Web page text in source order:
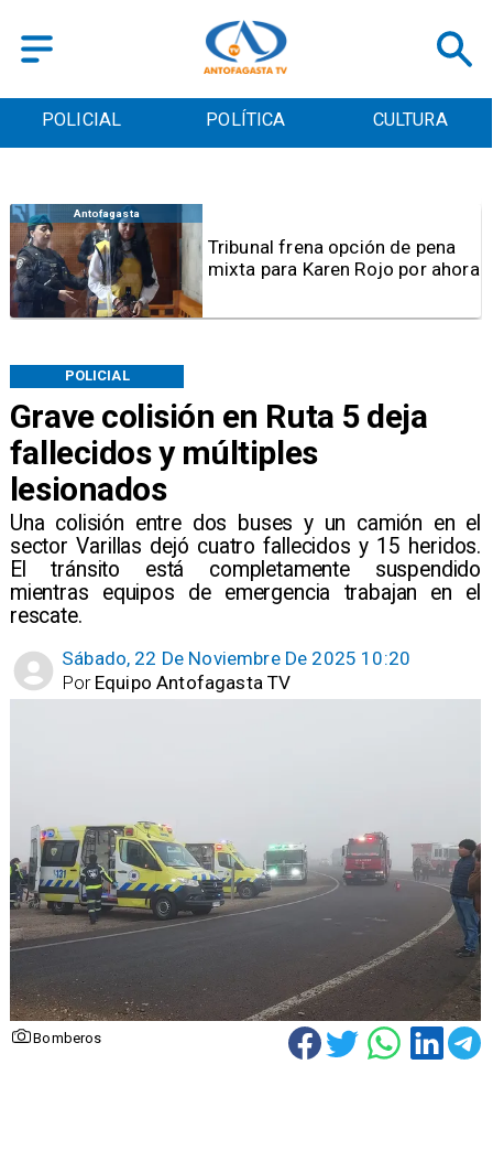
POLICIAL POLÍTICA CULTURA
Grave colisión en Ruta 5 deja
fallecidos y múltiples
lesionados
​Una colisión entre dos buses y un camión en el
sector Varillas dejó cuatro fallecidos y 15 heridos.
El tránsito está completamente suspendido
mientras equipos de emergencia trabajan en el
rescate.
POLICIAL
Sábado, 22 De Noviembre De 2025 10:20
Equipo Antofagasta TV
Por
Bomberos
Antofagasta
Tribunal frena opción de pena
mixta para Karen Rojo por ahora